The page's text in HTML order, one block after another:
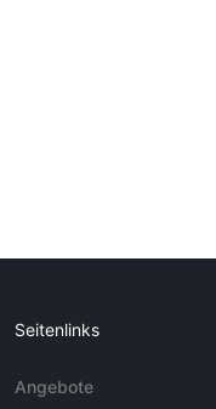
Seitenlinks
Angebote